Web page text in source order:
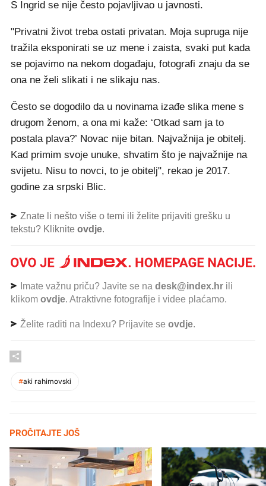
S Ingrid se nije često pojavljivao u javnosti.
"Privatni život treba ostati privatan. Moja supruga nije
tražila eksponirati se uz mene i zaista, svaki put kada
se pojavimo na nekom događaju, fotografi znaju da se
ona ne želi slikati i ne slikaju nas.
Često se dogodilo da u novinama izađe slika mene s
drugom ženom, a ona mi kaže: ‘Otkad sam ja to
postala plava?’ Novac nije bitan. Najvažnija je obitelj.
Kad primim svoje unuke, shvatim što je najvažnije na
svijetu. Nisu to novci, to je obitelj", rekao je 2017.
godine za srpski Blic.
Znate li nešto više o temi ili želite prijaviti grešku u
tekstu? Kliknite ovdje.
Imate važnu priču? Javite se na desk@index.hr ili
klikom ovdje. Atraktivne fotografije i videe plaćamo.
Želite raditi na Indexu? Prijavite se ovdje.
#aki rahimovski
PROČITAJTE JOŠ